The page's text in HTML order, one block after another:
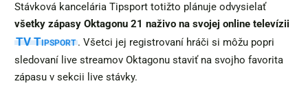
Stávková kancelária Tipsport totižto plánuje odvysielať
všetky zápasy Oktagonu 21 naživo na svojej online televízii
TV Tipsport. Všetci jej registrovaní hráči si môžu popri
sledovaní live streamov Oktagonu staviť na svojho favorita
zápasu v sekcii live stávky.